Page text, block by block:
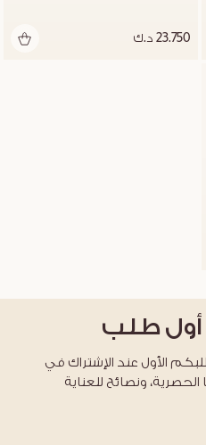
23.750 د.ك
طلب
خصم %10 على طلبكم الأول عند الإشتراك في
الحصرية، ونصائح للعناية